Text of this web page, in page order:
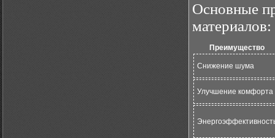
Основные
материалов:
Преимущество
Снижение шума
Улучшение комфорта